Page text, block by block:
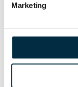
Marketing